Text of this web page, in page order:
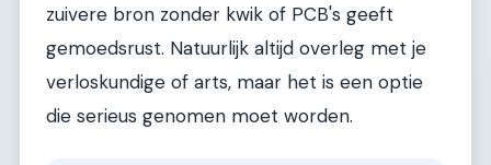
zuivere bron zonder kwik of PCB's geeft
gemoedsrust. Natuurlijk altijd overleg met je
verloskundige of arts, maar het is een optie
die serieus genomen moet worden.